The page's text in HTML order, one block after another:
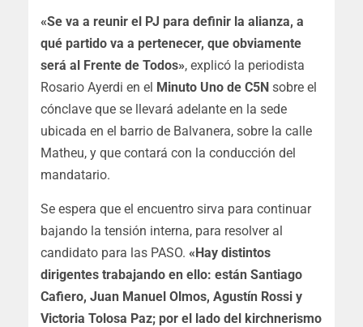
«Se va a reunir el PJ para definir la alianza, a
qué partido va a pertenecer, que obviamente
será al Frente de Todos», explicó la periodista
Rosario Ayerdi en el Minuto Uno de C5N sobre el
cónclave que se llevará adelante en la sede
ubicada en el barrio de Balvanera, sobre la calle
Matheu, y que contará con la conducción del
mandatario.
Se espera que el encuentro sirva para continuar
bajando la tensión interna, para resolver al
candidato para las PASO. «Hay distintos
dirigentes trabajando en ello: están Santiago
Cafiero, Juan Manuel Olmos, Agustín Rossi y
Victoria Tolosa Paz; por el lado del kirchnerismo